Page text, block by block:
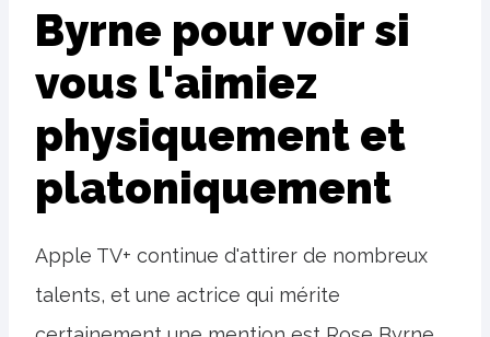
Byrne pour voir si
vous l'aimiez
physiquement et
platoniquement
Apple TV+ continue d'attirer de nombreux
talents, et une actrice qui mérite